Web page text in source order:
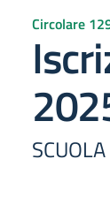
Circolare